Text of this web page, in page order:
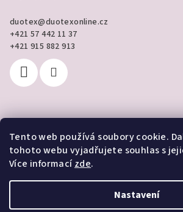
Tento web používá soubory cookie.
tohoto webu vyjadřujete souhlas s
Více informacízde.
Nastavení
duotex@duotexonline.cz
+421 57 442 11 37
+421 915 882 913
Přijímáme online platby